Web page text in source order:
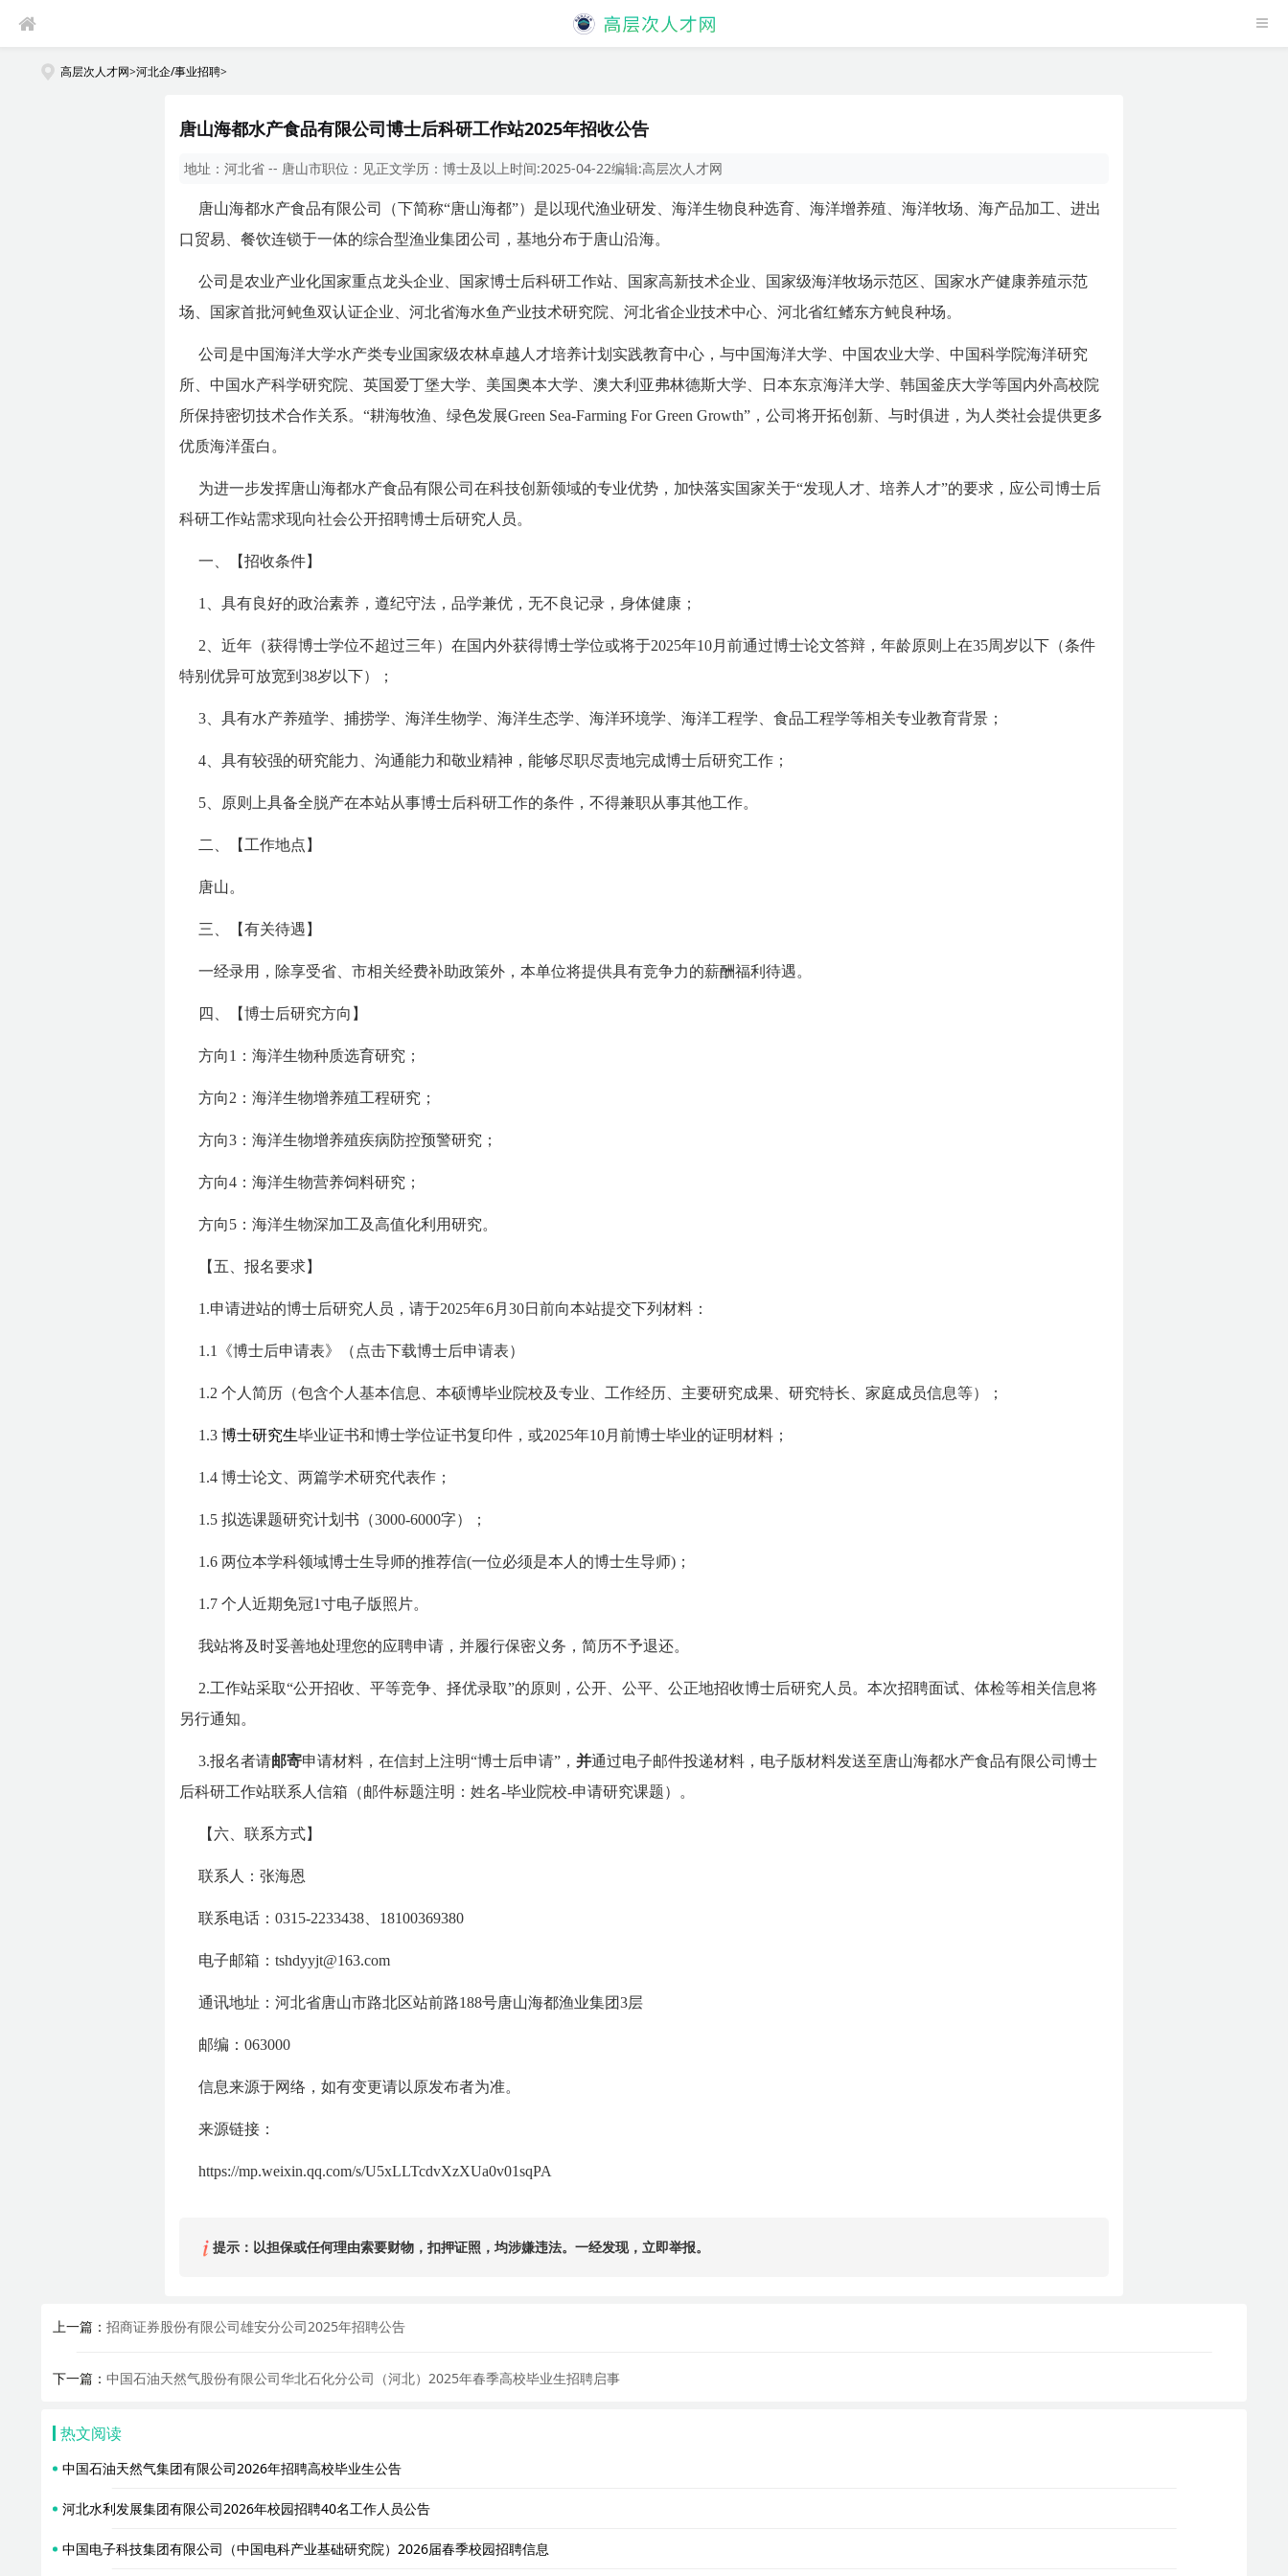
高层次人才网>河北企/事业招聘>
唐山海都水产食品有限公司博士后科研工作站2025年招收公告
地址： 河北省 -- 唐山市职位： 见正文学历： 博士及以上时间:2025-04-22编辑:高层次人才网
唐山海都水产食品有限公司（下简称“唐山海都”）是以现代渔业研发、海洋生物良种选育、海洋增养殖、海洋牧场、海产品加工、进出
口贸易、餐饮连锁于一体的综合型渔业集团公司，基地分布于唐山沿海。
公司是农业产业化国家重点龙头企业、国家博士后科研工作站、国家高新技术企业、国家级海洋牧场示范区、国家水产健康养殖示范
场、国家首批河鲀鱼双认证企业、河北省海水鱼产业技术研究院、河北省企业技术中心、河北省红鳍东方鲀良种场。
公司是中国海洋大学水产类专业国家级农林卓越人才培养计划实践教育中心，与中国海洋大学、中国农业大学、中国科学院海洋研究
所、中国水产科学研究院、英国爱丁堡大学、美国奥本大学、澳大利亚弗林德斯大学、日本东京海洋大学、韩国釜庆大学等国内外高校院
所保持密切技术合作关系。“耕海牧渔、绿色发展Green Sea-Farming For Green Growth”，公司将开拓创新、与时俱进，为人类社会提供更多
优质海洋蛋白。
为进一步发挥唐山海都水产食品有限公司在科技创新领域的专业优势，加快落实国家关于“发现人才、培养人才”的要求，应公司博士后
科研工作站需求现向社会公开招聘博士后研究人员。
一、【招收条件】
1、具有良好的政治素养，遵纪守法，品学兼优，无不良记录，身体健康；
2、近年（获得博士学位不超过三年）在国内外获得博士学位或将于2025年10月前通过博士论文答辩，年龄原则上在35周岁以下（条件
特别优异可放宽到38岁以下）；
3、具有水产养殖学、捕捞学、海洋生物学、海洋生态学、海洋环境学、海洋工程学、食品工程学等相关专业教育背景；
4、具有较强的研究能力、沟通能力和敬业精神，能够尽职尽责地完成博士后研究工作；
5、原则上具备全脱产在本站从事博士后科研工作的条件，不得兼职从事其他工作。
二、【工作地点】
唐山。
三、【有关待遇】
一经录用，除享受省、市相关经费补助政策外，本单位将提供具有竞争力的薪酬福利待遇。
四、【博士后研究方向】
方向1：海洋生物种质选育研究；
方向2：海洋生物增养殖工程研究；
方向3：海洋生物增养殖疾病防控预警研究；
方向4：海洋生物营养饲料研究；
方向5：海洋生物深加工及高值化利用研究。
【五、报名要求】
1.申请进站的博士后研究人员，请于2025年6月30日前向本站提交下列材料：
1.1《博士后申请表》（点击下载博士后申请表）
1.2 个人简历（包含个人基本信息、本硕博毕业院校及专业、工作经历、主要研究成果、研究特长、家庭成员信息等）；
1.3 博士研究生毕业证书和博士学位证书复印件，或2025年10月前博士毕业的证明材料；
1.4 博士论文、两篇学术研究代表作；
1.5 拟选课题研究计划书（3000-6000字）；
1.6 两位本学科领域博士生导师的推荐信(一位必须是本人的博士生导师)；
1.7 个人近期免冠1寸电子版照片。
我站将及时妥善地处理您的应聘申请，并履行保密义务，简历不予退还。
2.工作站采取“公开招收、平等竞争、择优录取”的原则，公开、公平、公正地招收博士后研究人员。本次招聘面试、体检等相关信息将
另行通知。
3.报名者请邮寄申请材料，在信封上注明“博士后申请”， 并通过电子邮件投递材料，电子版材料发送至唐山海都水产食品有限公司博士
后科研工作站联系人信箱（邮件标题注明：姓名-毕业院校-申请研究课题）。
【六、联系方式】
联系人：张海恩
联系电话：0315-2233438、 18100369380
电子邮箱：tshdyyjt@163.com
通讯地址：河北省唐山市路北区站前路188号唐山海都渔业集团3层
邮编：063000
信息来源于网络，如有变更请以原发布者为准。
来源链接：
https://mp.weixin.qq.com/s/U5xLLTcdvXzXUa0v01sqPA
提示：以担保或任何理由索要财物，扣押证照，均涉嫌违法。一经发现，立即举报。
上一篇：招商证券股份有限公司雄安分公司2025年招聘公告
下一篇：中国石油天然气股份有限公司华北石化分公司（河北）2025年春季高校毕业生招聘启事
热文阅读
中国石油天然气集团有限公司2026年招聘高校毕业生公告
河北水利发展集团有限公司2026年校园招聘40名工作人员公告
中国电子科技集团有限公司（中国电科产业基础研究院）2026届春季校园招聘信息